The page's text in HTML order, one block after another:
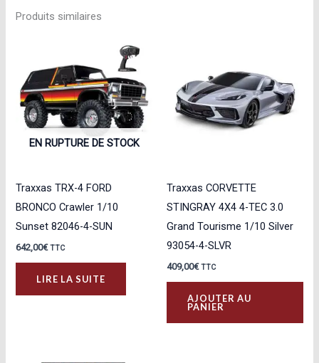
Produits similaires
EN RUPTURE DE STOCK
Traxxas TRX-4 FORD
BRONCO Crawler 1/10
Sunset 82046-4-SUN
642,00€ TTC
LIRE LA SUITE
Traxxas CORVETTE
STINGRAY 4X4 4-TEC 3.0
Grand Tourisme 1/10 Silver
93054-4-SLVR
409,00€ TTC
AJOUTER AU
PANIER